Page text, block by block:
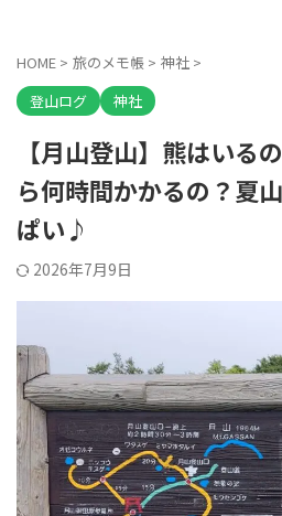
HOME > 旅のメモ帳 > 神社 >
登山ログ
神社
【月山登山】熊はいる
ら何時間かかるの？夏
ぱい♪
2026年7月9日